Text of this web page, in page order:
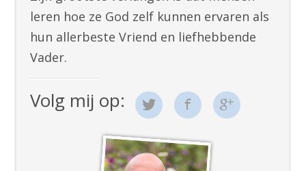
leren hoe ze God zelf kunnen ervaren als
hun allerbeste Vriend en liefhebbende
Vader.
Volg mij op: